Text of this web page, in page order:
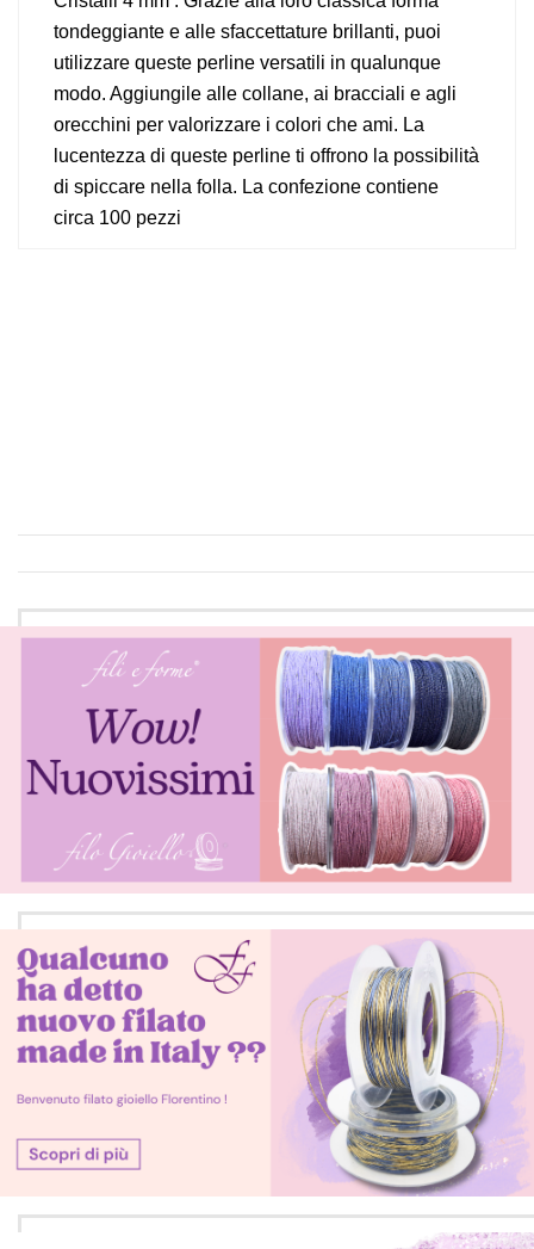
tondeggiante e alle sfaccettature brillanti, puoi
utilizzare queste perline versatili in qualunque
modo. Aggiungile alle collane, ai bracciali e agli
orecchini per valorizzare i colori che ami. La
lucentezza di queste perline ti offrono la possibilità
di spiccare nella folla. La confezione contiene
circa 100 pezzi